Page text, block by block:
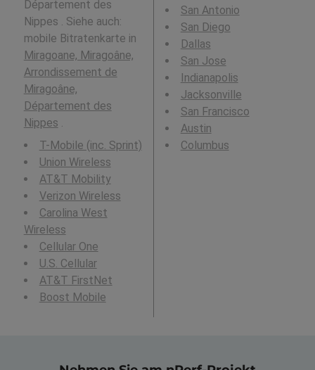
Département des
Nippes . Siehe auch:
mobile Bitratenkarte in
Miragoane, Miragoâne,
Arrondissement de
Miragoâne,
Département des
Nippes .
T-Mobile (inc. Sprint)
Union Wireless
AT&T Mobility
Verizon Wireless
Carolina West
Wireless
Cellular One
U.S. Cellular
AT&T FirstNet
Boost Mobile
San Antonio
San Diego
Dallas
San Jose
Indianapolis
Jacksonville
San Francisco
Austin
Columbus